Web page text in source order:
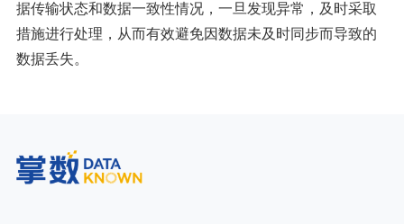
据传输状态和数据一致性情况，一旦发现异常，及时采取
措施进行处理，从而有效避免因数据未及时同步而导致的
数据丢失。